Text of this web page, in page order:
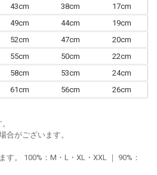
43cm 38cm
17cm
49cm 44cm
19cm
52cm 47cm
20cm
55cm 50cm
22cm
58cm 53cm
24cm
61cm 56cm 26cm
がございます。
。 100%：M・L・XL・XXL ｜ 90%：